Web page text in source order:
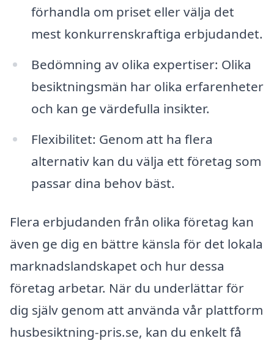
förhandla om priset eller välja det
mest konkurrenskraftiga erbjudandet.
Bedömning av olika expertiser: Olika
besiktningsmän har olika erfarenheter
och kan ge värdefulla insikter.
Flexibilitet: Genom att ha flera
alternativ kan du välja ett företag som
passar dina behov bäst.
Flera erbjudanden från olika företag kan
även ge dig en bättre känsla för det lokala
marknadslandskapet och hur dessa
företag arbetar. När du underlättar för
dig själv genom att använda vår plattform
husbesiktning-pris.se, kan du enkelt få